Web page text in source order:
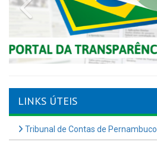
Previous
LINKS ÚTEIS
Tribunal de Contas de Pernambuco